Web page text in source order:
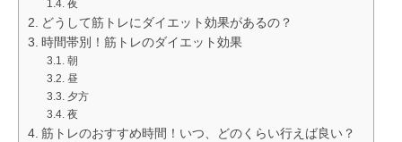
夜
どうして筋トレにダイエット効果があるの？
時間帯別！筋トレのダイエット効果
朝
昼
夕方
夜
筋トレのおすすめ時間！いつ、どのくらい行えば良い？